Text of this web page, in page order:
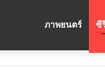
ภาพยนตร์ ซี